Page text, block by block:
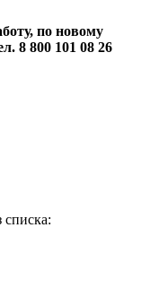
по новому
8 800 101 08 26